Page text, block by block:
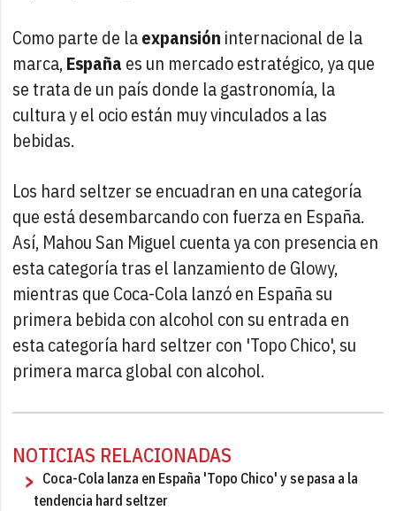
Como parte de laexpansión internacional de la
marca,España es un mercado estratégico, ya que
se trata de un país donde la gastronomía, la
cultura y el ocio están muy vinculados a las
bebidas.
Los hard seltzer se encuadran en una categoría
que está desembarcando con fuerza en España.
Así, Mahou San Miguel cuenta ya con presencia en
esta categoría tras el lanzamiento de Glowy,
mientras que Coca-Cola lanzó en España su
primera bebida con alcohol con su entrada en
esta categoría hard seltzer con 'Topo Chico', su
primera marca global con alcohol.
NOTICIAS RELACIONADAS
Coca-Cola lanza en España 'Topo Chico' y se pasa a la
tendencia hard seltzer